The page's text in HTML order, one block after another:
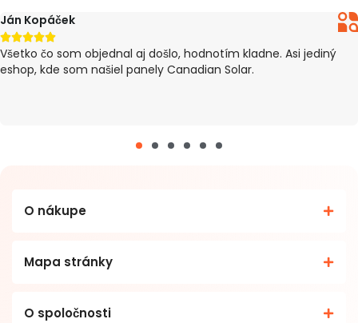
Peter Pillár

tovar došiel v poriadku, Dodanie trvalo 4 dni od objednania
(eshop ma informoval o meškaní). Inak všetko O.K :)
O nákupe
Mapa stránky
O spoločnosti